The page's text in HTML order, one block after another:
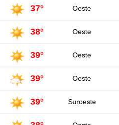
37° Oeste
38° Oeste
39° Oeste
39° Oeste
39° Suroeste